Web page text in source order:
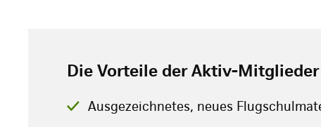
Die Vorteile der Aktiv-Mitglieder
Ausgezeichnetes, neues